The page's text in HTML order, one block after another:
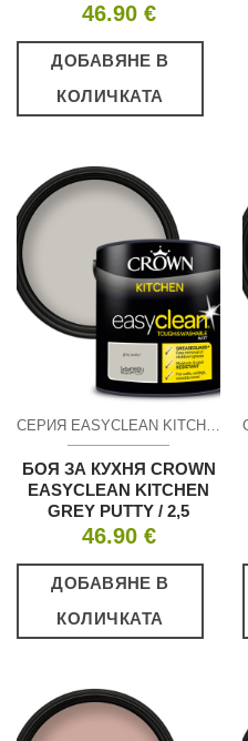
46.90 €
ДОБАВЯНЕ В
КОЛИЧКАТА
СЕРИЯ EASYCLEAN KITCHEN ПОЧИСТВАЩ СЕ МАТ
БОЯ ЗА КУХНЯ CROWN
EASYCLEAN KITCHEN
GREY PUTTY / 2,5
46.90 €
ДОБАВЯНЕ В
КОЛИЧКАТА